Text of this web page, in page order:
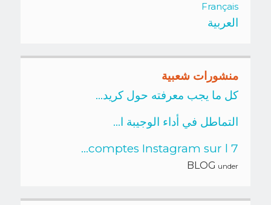
Français
العربية
منشورات شعبية
كل ما يجب معرفته حول كريد...
التماطل في أداء الوجيبة ا...
7 comptes Instagram sur l...
under
BLOG